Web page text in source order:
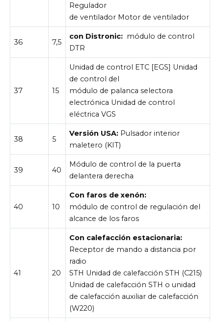
Regulador
de ventilador Motor de ventilador
36 7,5
con Distronic: módulo de control
DTR
37 15
Unidad de control ETC [EGS] Unidad
de control del
módulo de palanca selectora
electrónica Unidad de control
eléctrica VGS
38 5
Versión USA: Pulsador interior
maletero (KIT)
39 40
Módulo de control de la puerta
delantera derecha
40 10
Con faros de xenón:
módulo de control de regulación del
alcance de los faros
41 20
Con calefacción estacionaria:
Receptor de mando a distancia por
radio
STH Unidad de calefacción STH (C215)
Unidad de calefacción STH o unidad
de calefacción auxiliar de calefacción
(W220)